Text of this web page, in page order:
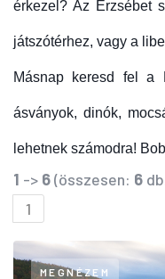
érkezel? Az Erzsébet
játszótérhez, vagy a
Másnap keresd fel a
ásványok, dinók,
lehetnek számodra!
1 -> 6(összesen: 6
1
MEGNÉZEM